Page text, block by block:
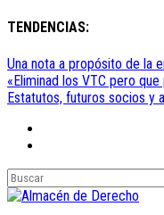
TENDENCIAS:
Una nota a propósito de la
«Eliminad los VTC pero
Estatutos, futuros socios y